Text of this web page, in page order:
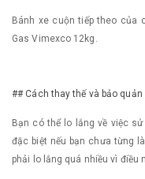
Bánh xe cuộn tiếp theo của
Gas Vimexco 12kg.
## Cách thay thế và bảo
Bạn có thể lo lắng về việc
đặc biệt nếu bạn chưa từng
phải lo lắng quá nhiều vì điều